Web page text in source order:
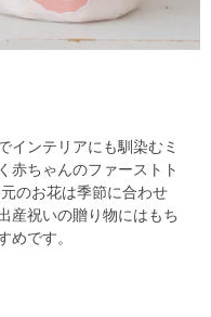
インテリアにも馴染むミ
赤ちゃんのファーストト
のお花は季節に合わせ
産祝いの贈り物にはもち
めです。